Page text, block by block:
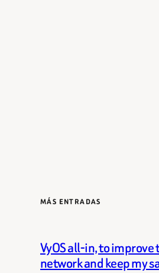
MÁS ENTRADAS
VyOS all-in, to improve
network and keep my